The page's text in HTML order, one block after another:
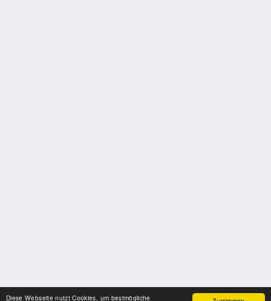
Diese Webseite nutzt Cookies, um bestmögliche